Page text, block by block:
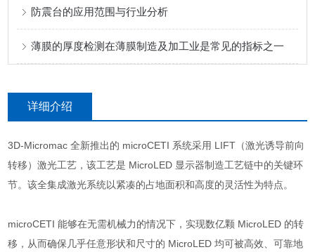
防震台的应用范围与行业分析
薄膜的厚度检测在薄膜制造及加工业是常见的指标之一
详细介绍
3D-Micromac 全新推出的 microCETI 系统采用 LIFT（激光诱导前向
转移）激光工艺，该工艺是 MicroLED 显示器制造工艺链中的关键环
节。该全集成激光系统以紧凑的占地面积和高度的灵活性为特点。
microCETI 能够在无需机械力的情况下，实现数亿颗 MicroLED 的转
移，从而确保几乎任意形状和尺寸的 MicroLED 均可被高效、可靠地